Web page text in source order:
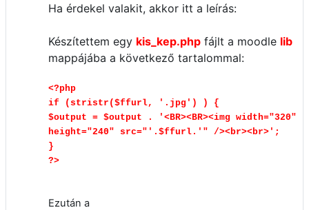
Ha érdekel valakit, akkor itt a leírás:
Készítettem egy kis_kep.php fájlt a moodle lib
mappájába a következő tartalommal:
<?php
if (stristr($ffurl, '.jpg') ) {
$output = $output . '<BR><BR><img width="320"
height="240" src="'.$ffurl.'" /><br><br>';
}
?>
Ezután a